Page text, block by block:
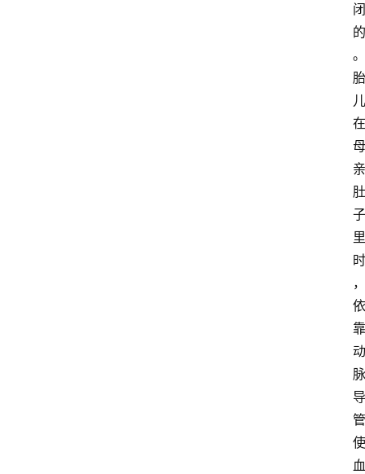
闭
的
。
胎
儿
在
母
亲
肚
子
里
时
，
依
靠
动
脉
导
管
使
血